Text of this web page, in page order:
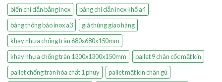
biển chỉ dẫn bằng inox
bảng chỉ dẫn inox khổ a4
bảng thông báo inox a3
giá thùng giao hàng
khay nhựa chống tràn 680x680x150mm
khay nhựa chống tràn 1300x1300x150mm
pallet 9 chân cốc mặt kín
pallet chống tràn hóa chất 1 phuy
pallet mặt kín chân gù